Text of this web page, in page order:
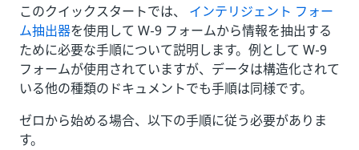
このクイックスタートでは、 インテリジェント フォー
ム抽出器を使用して W-9 フォームから情報を抽出する
ために必要な手順について説明します。例として W-9
フォームが使用されていますが、データは構造化されて
いる他の種類のドキュメントでも手順は同様です。
ゼロから始める場合、以下の手順に従う必要がありま
す。